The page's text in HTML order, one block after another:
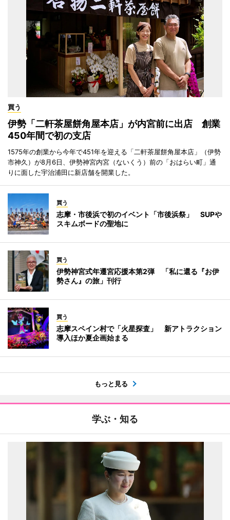
買う
伊勢「二軒茶屋餅角屋本店」が内宮前に出店 創業
450年間で初の支店
1575年の創業から今年で451年を迎える「二軒茶屋餅角屋本店」（伊勢
市神久）が8月6日、伊勢神宮内宮（ないくう）前の「おはらい町」通
りに面した宇治浦田に新店舗を開業した。
買う
志摩・市後浜で初のイベント「市後浜祭」 SUPや
スキムボードの聖地に
買う
伊勢神宮式年遷宮応援本第2弾 「私に還る『お伊
勢さん』の旅」刊行
買う
志摩スペイン村で「火星探査」 新アトラクション
導入ほか夏企画始まる
もっと見る
学ぶ・知る